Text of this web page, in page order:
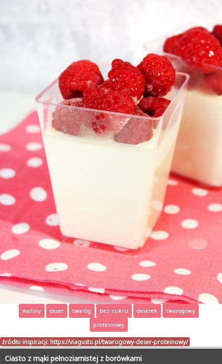
maliny deser twaróg bez cukru deserek
twarogowy
proteinowy
źródło inspiracji: https://viagusto.pl/twarogowy-deser-proteinowy/
Ciasto z mąki pełnoziarnistej z borówkami